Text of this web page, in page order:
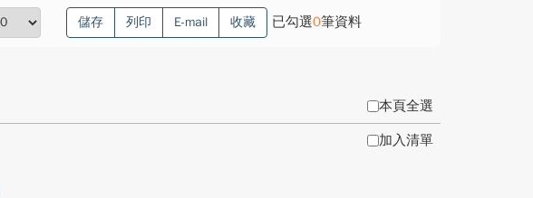
儲存 列印 E-mail 收藏 已勾選0筆資料
本頁全選
加入清單